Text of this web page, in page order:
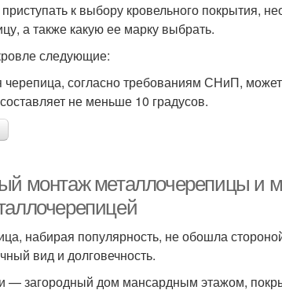
к выбору кровельного покрытия,
а также какую ее марку выбрать.
следующие:
черепица, согласно требованиям СНиП,
не меньше 10 градусов.
монтаж металлочерепицы и
набирая популярность, не обошла
вид и долговечность.
— загородный дом мансардным этажом,